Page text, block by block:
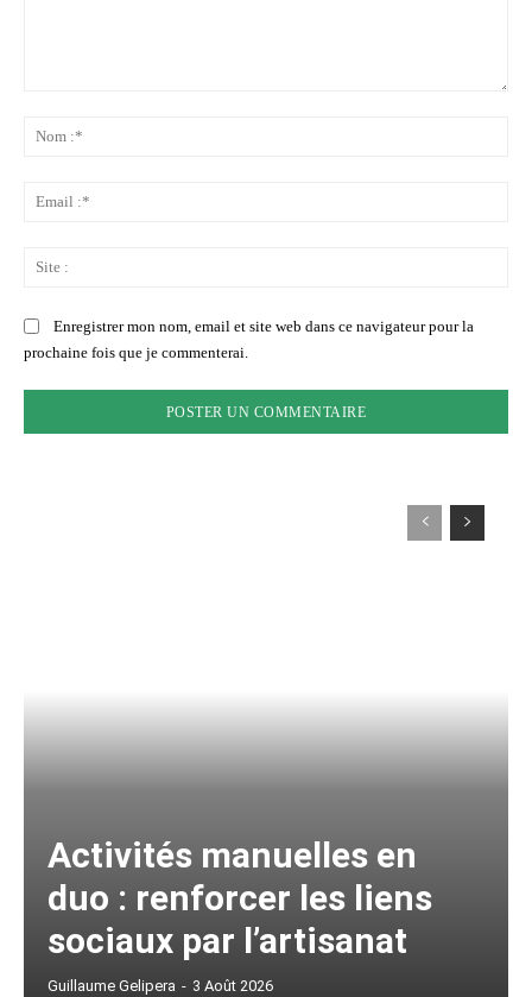
Enregistrer mon nom, email et site web dans ce navigateur pour la
prochaine fois que je commenterai.
Activités manuelles en
duo : renforcer les liens
sociaux par l’artisanat
Guillaume Gelipera - 3 Août 2026